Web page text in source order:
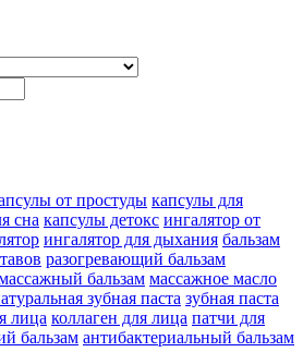
от простуды капсулы для
сна капсулы детокс ингалятор от
ингалятор для дыхания бальзам
разогревающий бальзам
бальзам массажное масло
зубная паста зубная паста
лица коллаген для лица патчи для
бальзам антибактериальный бальзам